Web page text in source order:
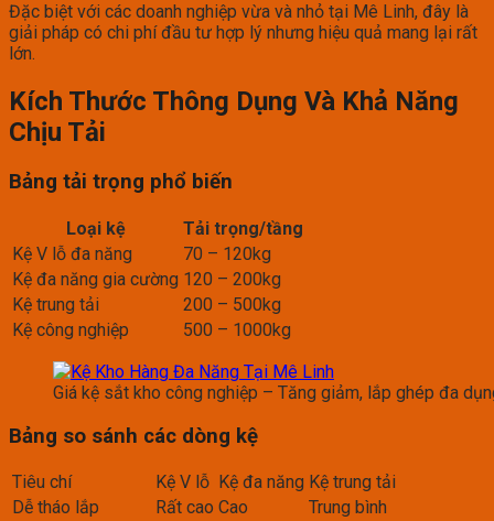
Đặc biệt với các doanh nghiệp vừa và nhỏ tại Mê Linh, đây là
giải pháp có chi phí đầu tư hợp lý nhưng hiệu quả mang lại rất
lớn.
Kích Thước Thông Dụng Và Khả Năng
Chịu Tải
Bảng tải trọng phổ biến
Loại kệ
Tải trọng/tầng
Kệ V lỗ đa năng
70 – 120kg
Kệ đa năng gia cường 120 – 200kg
Kệ trung tải
200 – 500kg
Kệ công nghiệp
500 – 1000kg
Giá kệ sắt kho công nghiệp – Tăng giảm, lắp ghép đa
Bảng so sánh các dòng kệ
Tiêu chí Kệ V lỗ Kệ đa năng Kệ trung tải
Dễ tháo lắp
Rất cao Cao
Trung bình